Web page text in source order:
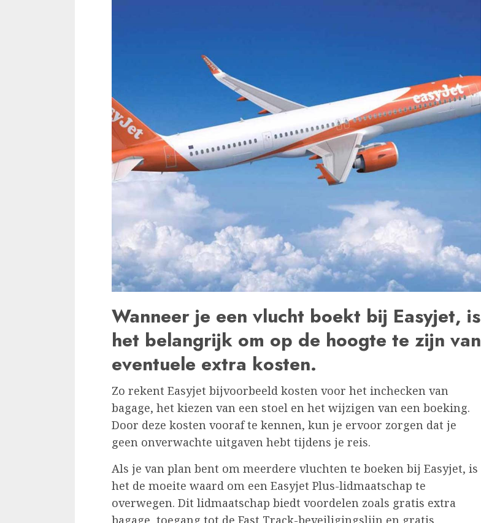
Wanneer je een vlucht boekt bij Easyjet, is
het belangrijk om op de hoogte te zijn van
eventuele extra kosten.
Zo rekent Easyjet bijvoorbeeld kosten voor het inchecken van
bagage, het kiezen van een stoel en het wijzigen van een boeking.
Door deze kosten vooraf te kennen, kun je ervoor zorgen dat je
geen onverwachte uitgaven hebt tijdens je reis.
Als je van plan bent om meerdere vluchten te boeken bij Easyjet, is
het de moeite waard om een ​​Easyjet Plus-lidmaatschap te
overwegen. Dit lidmaatschap biedt voordelen zoals gratis extra
bagage, toegang tot de Fast Track-beveiligingslijn en gratis